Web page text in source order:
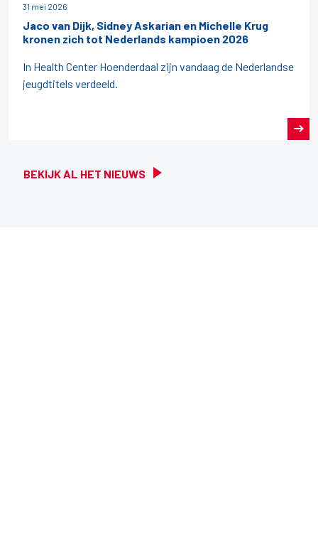
BEKIJK AL HET NIEUWS
31 mei 2026
Jaco van Dijk, Sidney Askarian en Michelle Krug
kronen zich tot Nederlands kampioen 2026
In Health Center Hoenderdaal zijn vandaag de Nederlandse
jeugdtitels verdeeld.